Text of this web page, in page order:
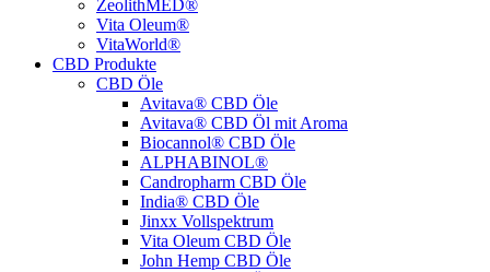
ZeolithMED®
Vita Oleum®
VitaWorld®
CBD Produkte
CBD Öle
Avitava® CBD Öle
Avitava® CBD Öl mit Aroma
Biocannol® CBD Öle
ALPHABINOL®
Candropharm CBD Öle
India® CBD Öle
Jinxx Vollspektrum
Vita Oleum CBD Öle
John Hemp CBD Öle